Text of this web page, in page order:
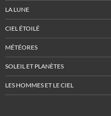
LA LUNE
CIEL ÉTOILÉ
MÉTÉORES
SOLEIL ET PLANÈTES
LES HOMMES ET LE CIEL